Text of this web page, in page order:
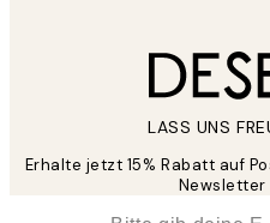
LASS UNS
Erhalte jetzt 15% Rabatt auf
Newsletter